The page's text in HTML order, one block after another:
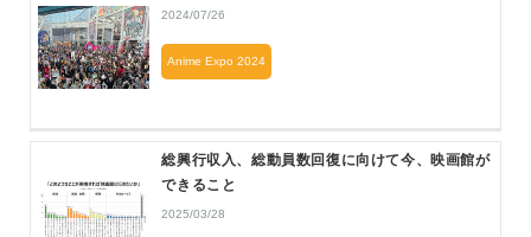
2024/07/26
Anime Expo 2024
総興行収入、総動員数回復に向けて今、映画館が
できること
2025/03/28